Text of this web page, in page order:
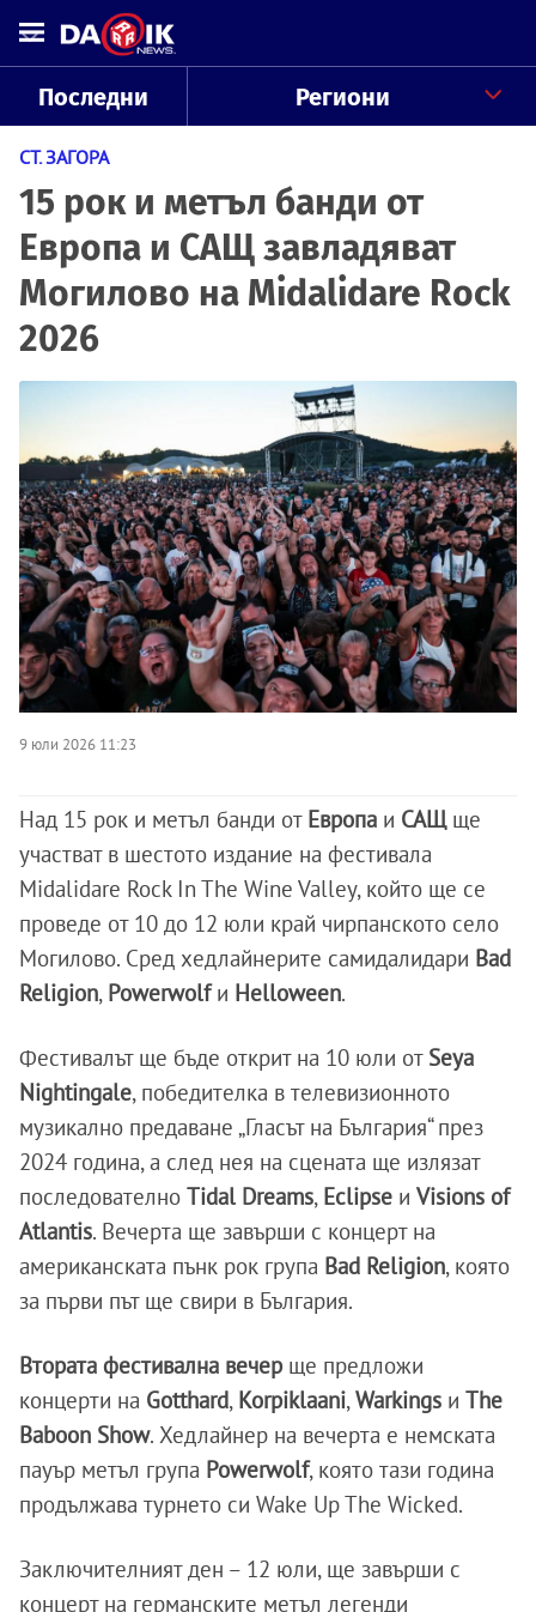
Последни Региони
СТ. ЗАГОРА
15 рок и метъл банди от
Европа и САЩ завладяват
Могилово на Midalidare Rock
2026
9 юли 2026 11:23
Над 15 рок и метъл банди от Европа и САЩ ще
участват в шестото издание на фестивала
Midalidare Rock In The Wine Valley, който ще се
проведе от 10 до 12 юли край чирпанското село
Могилово. Сред хедлайнерите самидалидари Bad
Religion, Powerwolfи Helloween.
Фестивалът ще бъде открит на 10 юли от Seya
Nightingale, победителка в телевизионното
музикално предаване „Гласът на България“ през
2024 година, а след нея на сцената ще излязат
последователно Tidal Dreams, Eclipse и Visions of
Atlantis. Вечерта ще завърши с концерт на
американската пънк рок група Bad Religion, която
за първи път ще свири в България.
Втората фестивална вечер ще предложи
концерти на Gotthard, Korpiklaani,Warkings и The
Baboon Show. Хедлайнер на вечерта е немската
пауър метъл група Powerwolf, която тази година
продължава турнето си Wake Up The Wicked.
Заключителният ден – 12 юли, ще завърши с
концерт на германските метъл легенди